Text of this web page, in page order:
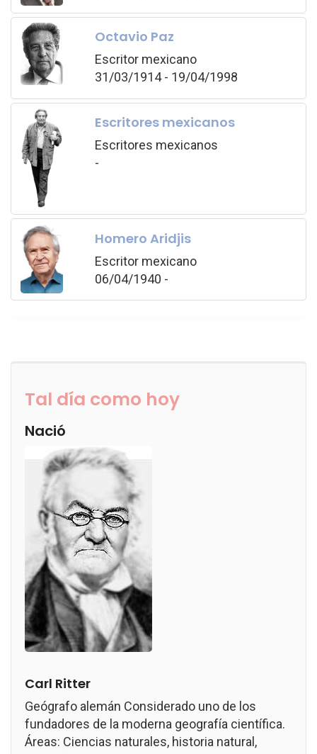
Octavio Paz
Escritor mexicano
31/03/1914 - 19/04/1998
Escritores mexicanos
Escritores mexicanos
-
Homero Aridjis
Escritor mexicano
06/04/1940 -
Tal día como hoy
Nació
Carl Ritter
Geógrafo alemán Considerado uno de los
fundadores de la moderna geografía científica.
Áreas: Ciencias naturales, historia natural,